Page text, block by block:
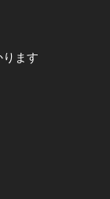
ます